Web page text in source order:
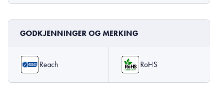
GODKJENNINGER OG MERKING
Reach RoHS